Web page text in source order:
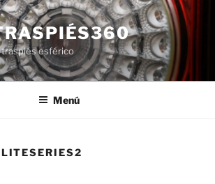
traspiés esférico
Menú